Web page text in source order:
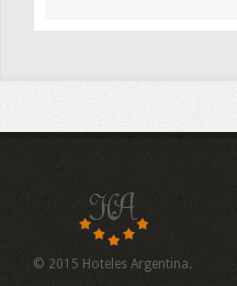
© 2015 Hoteles Argentina.